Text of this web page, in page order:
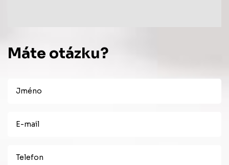
Máte otázku?